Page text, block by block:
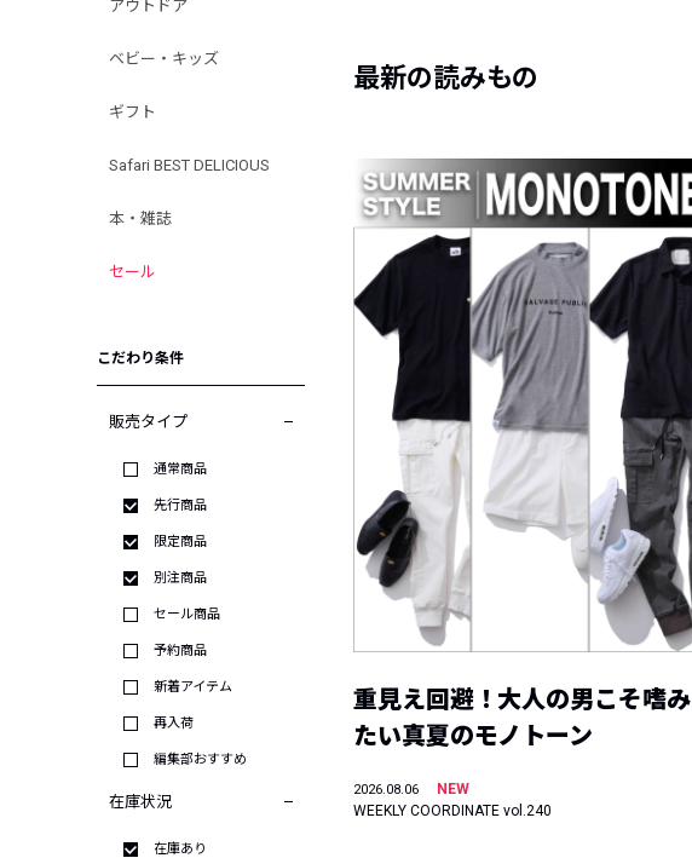
アウトドア
ベビー・キッズ
ギフト
Safari BEST DELICIOUS
本・雑誌
セール
こだわり条件
販売タイプ
通常商品
先行商品
限定商品
別注商品
セール商品
予約商品
新着アイテム
再入荷
編集部おすすめ
在庫状況
在庫あり
最新の読みもの
重見え回避！大人の男こそ嗜み
たい真夏のモノトーン
2026.08.06
NEW
WEEKLY COORDINATE vol.240